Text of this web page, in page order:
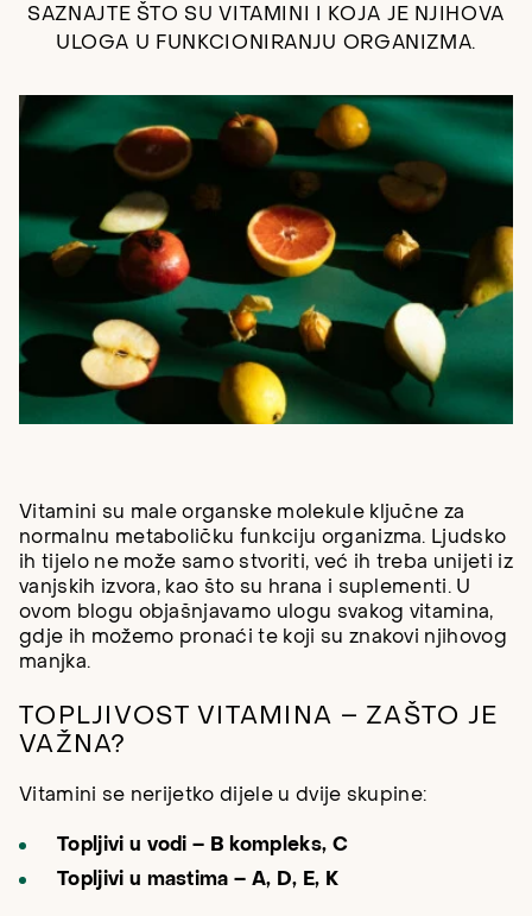
SAZNAJTE ŠTO SU VITAMINI I KOJA JE NJIHOVA
ULOGA U FUNKCIONIRANJU ORGANIZMA.
Vitamini su male organske molekule ključne za
normalnu metaboličku funkciju organizma. Ljudsko
ih tijelo ne može samo stvoriti, već ih treba unijeti iz
vanjskih izvora, kao što su hrana i suplementi. U
ovom blogu objašnjavamo ulogu svakog vitamina,
gdje ih možemo pronaći te koji su znakovi njihovog
manjka.
TOPLJIVOST VITAMINA – ZAŠTO JE
VAŽNA?
Vitamini se nerijetko dijele u dvije skupine:
Topljivi u vodi – B kompleks, C
Topljivi u mastima – A, D, E, K